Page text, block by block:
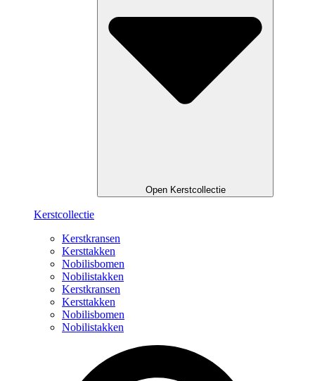
Open Kerstcollectie
Kerstcollectie
Kerstkransen
Kersttakken
Nobilisbomen
Nobilistakken
Kerstkransen
Kersttakken
Nobilisbomen
Nobilistakken